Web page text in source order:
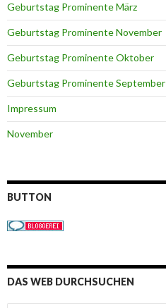
Geburtstag Prominente März
Geburtstag Prominente November
Geburtstag Prominente Oktober
Geburtstag Prominente September
Impressum
November
BUTTON
DAS WEB DURCHSUCHEN